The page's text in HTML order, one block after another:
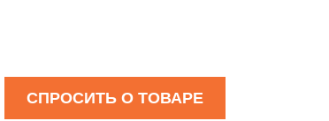
СПРОСИТЬ О ТОВАРЕ